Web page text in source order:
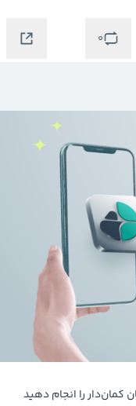
0
را انجام دهید